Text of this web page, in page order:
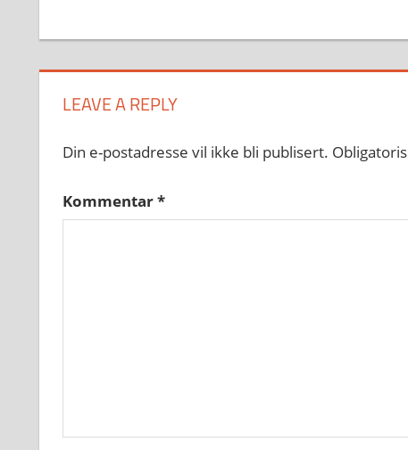
LEAVE A REPLY
Din e-postadresse vil ikke bli publisert.
Kommentar*